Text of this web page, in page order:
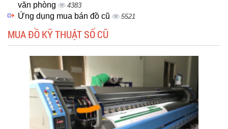
văn phòng
4383
Ứng dụng mua bán đồ cũ 5521
MUA ĐỒ KỸ THUẬT SỐ CŨ